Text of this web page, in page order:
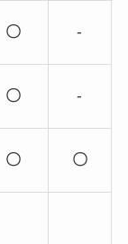
〇 -
〇 -
〇 〇